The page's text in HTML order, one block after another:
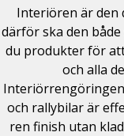
Interiören är den
därför ska den
du produkter för
och alla
och rallybilar är
ren finish utan